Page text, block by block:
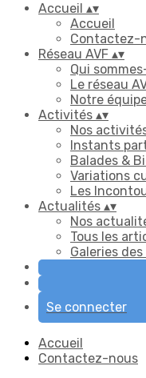
Accueil ▴▾
Accueil
Contactez-
Réseau AVF ▴▾
Qui
Le réseau
Notre
Activités ▴▾
Nos
Instants
Balades &
Variations
Les
Actualités ▴▾
Nos
Tous les
Galeries
Se connecter
Accueil
Contactez-nous